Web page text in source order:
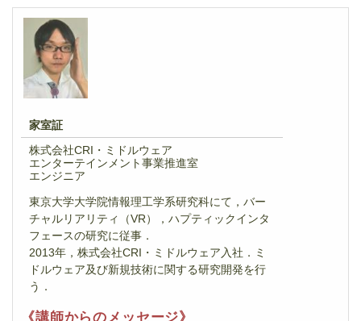
家室証
株式会社CRI・ミドルウェア
エンターテインメント事業推進室
エンジニア
東京大学大学院情報理工学系研究科にて，バー
チャルリアリティ（VR），ハプティックインタ
フェースの研究に従事．
2013年，株式会社CRI・ミドルウェア入社．ミ
ドルウェア及び新規技術に関する研究開発を行
う．
《講師からのメッセージ》